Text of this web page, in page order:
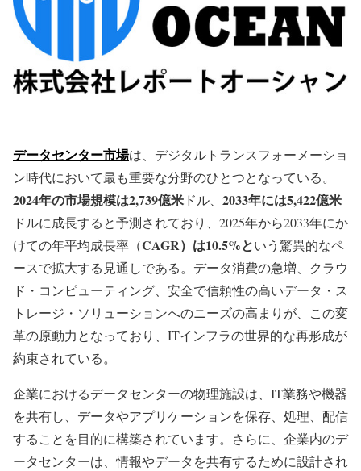
データセンター市場は、デジタルトランスフォーメーショ
ン時代において最も重要な分野のひとつとなっている。
2024年の市場規模は2,739億米 ドル、 2033年には5,422億米
ドルに成長すると予測されており、2025年から2033年にか
けての年平均成長率（CAGR）は10.5%という驚異的なペ
ースで拡大する見通しである。データ消費の急増、クラウ
ド・コンピューティング、安全で信頼性の高いデータ・ス
トレージ・ソリューションへのニーズの高まりが、この変
革の原動力となっており、ITインフラの世界的な再形成が
約束されている。
企業におけるデータセンターの物理施設は、IT業務や機器
を共有し、データやアプリケーションを保存、処理、配信
することを目的に構築されています。さらに、企業内のデ
ータセンターは、情報やデータを共有するために設計され